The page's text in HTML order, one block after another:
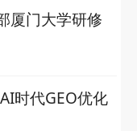
厦门大学研修
时代GEO优化